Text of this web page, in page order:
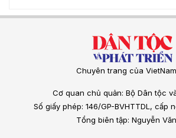
Chuyên trang của
Cơ quan chủ quản: Bộ Dân tộc
Số giấy phép: 146/GP-BVHTTDL, cấp
Tổng biên tập: Nguyễn